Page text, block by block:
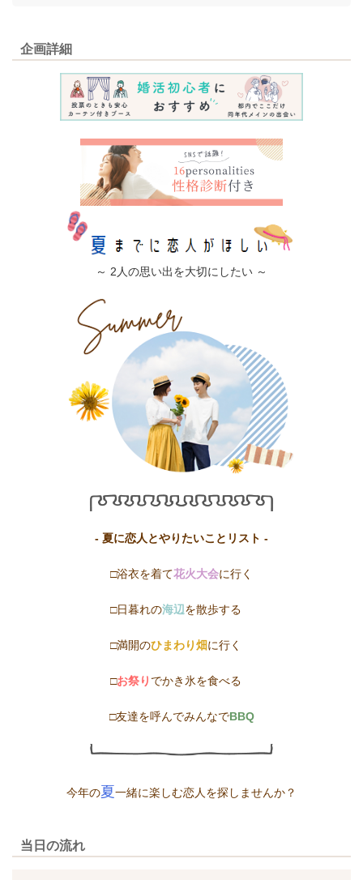
企画詳細
～ 2人の思い出を大切にしたい ～
- 夏に恋人とやりたいことリスト -
□浴衣を着て花火大会に行く
□日暮れの海辺を散歩する
□満開のひまわり畑に行く
□お祭り でかき氷を食べる
□友達を呼んでみんなでBBQ
今年の夏一緒に楽しむ恋人を探しませんか？
当日の流れ